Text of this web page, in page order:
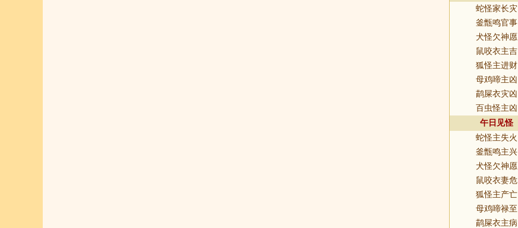
蛇怪家长灾
釜甑鸣官事
犬怪欠神愿
鼠咬衣主吉
狐怪主进财
母鸡啼主凶
鹋屎衣灾凶
百虫怪主凶
午日见怪
蛇怪主失火
釜甑鸣主兴
犬怪欠神愿
鼠咬衣妻危
狐怪主产亡
母鸡啼禄至
鹋屎衣主病